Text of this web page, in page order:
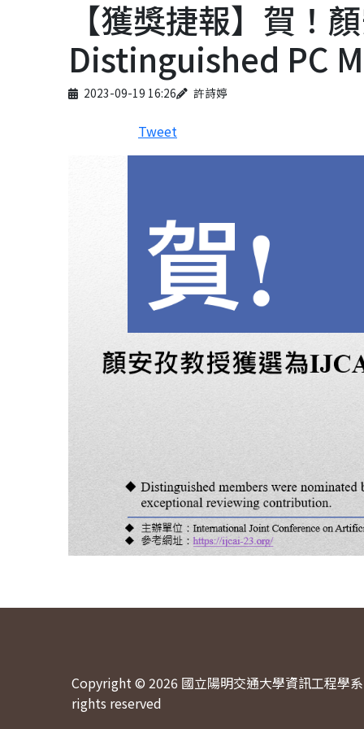
【獲獎捷報】賀！
Distinguished PC
Published on
2023-09-19 16:26
Author 許詩婷
Tweet
Copyright © 2026 國立陽明交通大學資訊工程學
rights reserved